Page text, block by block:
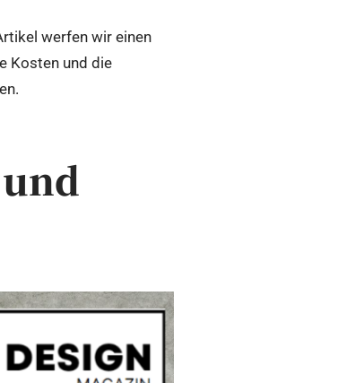
werfen wir einen
Kosten und die